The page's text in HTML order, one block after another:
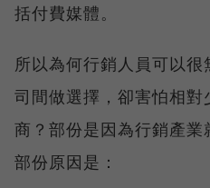
括付費媒體。
所以為何行銷人員可以
司間做選擇，卻害怕相對
商？部份是因為行銷產
部份原因是：